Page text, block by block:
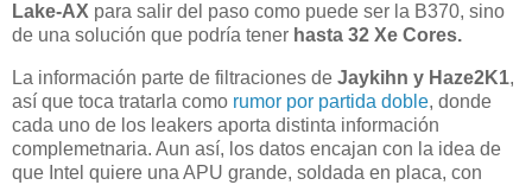
Lake-AX para salir del paso como puede ser la B370, sino
de una solución que podría tener hasta 32 Xe Cores.
La información parte de filtraciones de Jaykihn y Haze2K1,
así que toca tratarla como rumor por partida doble, donde
cada uno de los leakers aporta distinta información
complemetnaria. Aun así, los datos encajan con la idea de
que Intel quiere una APU grande, soldada en placa, con